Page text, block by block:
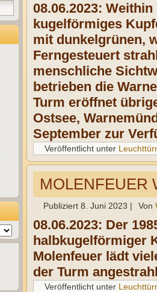
08.06.2023:
kugelförmiges
mit dunkelgrünen,
Ferngesteuert
menschliche
betrieben die
Turm eröffnet
Ostsee,
September zur
Veröffentlicht unter
MOLENFEUER
Publiziert 8. Juni 2023 | Von
08.06.2023: Der
halbkugelförmiger
Molenfeuer lädt
der Turm
Veröffentlicht unter